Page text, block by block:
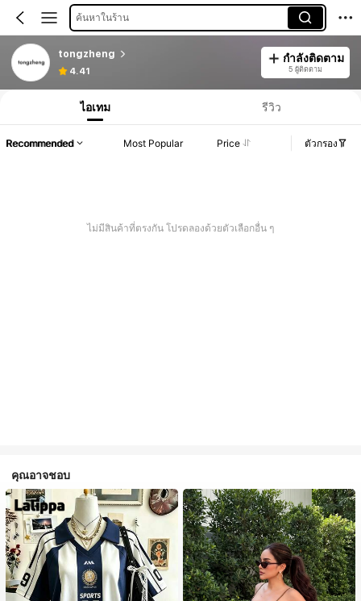
ค้นหาในร้าน
tongzheng
4.41
กำลังติดตาม
5 ผู้ติดตาม
ไอเทม รีวิว
Recommended Most Popular Price ตัวกรอง
ไม่มีสินค้าที่ตรงกัน โปรดลองด้วยตัวเลือกอื่น ๆ
คุณอาจชอบ